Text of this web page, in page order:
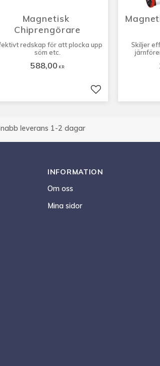
Magnetisk
Chiprengörare
redskap för att plocka upp
söm etc.
588,00 KR
Lägg till i favoriter
Skiljer
leverans 1-2 dagar
INFORMATION
Om oss
Mina sidor